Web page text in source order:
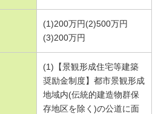
(1)200万円(2)500万円
(3)200万円
(1)【景観形成住宅等建築
奨励金制度】都市景観形成
地域内(伝統的建造物群保
存地区を除く)の公道に面